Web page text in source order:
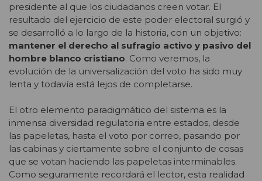
presidente al que los ciudadanos creen votar. El
resultado del ejercicio de este poder electoral surgió y
se desarrolló a lo largo de la historia, con un objetivo:
mantener el derecho al sufragio activo y pasivo del
hombre blanco cristiano. Como veremos, la
evolución de la universalización del voto ha sido muy
lenta y todavía está lejos de completarse.
El otro elemento paradigmático del sistema es la
inmensa diversidad regulatoria entre estados, desde
las papeletas, hasta el voto por correo, pasando por
las cabinas y ciertamente sobre el conjunto de cosas
que se votan haciendo las papeletas interminables.
Como seguramente recordará el lector, esta realidad